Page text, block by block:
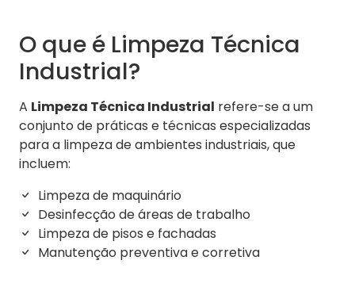
O que é Limpeza Técnica
Industrial?
A Limpeza Técnica Industrial refere-se a um
conjunto de práticas e técnicas especializadas
para a limpeza de ambientes industriais, que
incluem:
Limpeza de maquinário
Desinfecção de áreas de trabalho
Limpeza de pisos e fachadas
Manutenção preventiva e corretiva